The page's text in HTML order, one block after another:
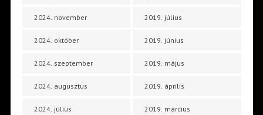
2024. november
2024. október
2024. szeptember
2024. augusztus
2024. július
2019. július
2019. június
2019. május
2019. április
2019. március